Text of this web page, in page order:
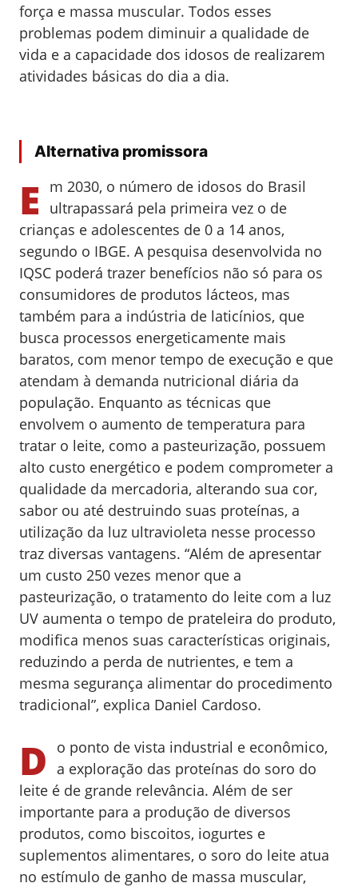
força e massa muscular. Todos esses
problemas podem diminuir a qualidade de
vida e a capacidade dos idosos de realizarem
atividades básicas do dia a dia.
Alternativa promissora
E
m 2030, o número de idosos do Brasil
ultrapassará pela primeira vez o de
crianças e adolescentes de 0 a 14 anos,
segundo o IBGE. A pesquisa desenvolvida no
IQSC poderá trazer benefícios não só para os
consumidores de produtos lácteos, mas
também para a indústria de laticínios, que
busca processos energeticamente mais
baratos, com menor tempo de execução e que
atendam à demanda nutricional diária da
população. Enquanto as técnicas que
envolvem o aumento de temperatura para
tratar o leite, como a pasteurização, possuem
alto custo energético e podem comprometer a
qualidade da mercadoria, alterando sua cor,
sabor ou até destruindo suas proteínas, a
utilização da luz ultravioleta nesse processo
traz diversas vantagens. “Além de apresentar
um custo 250 vezes menor que a
pasteurização, o tratamento do leite com a luz
UV aumenta o tempo de prateleira do produto,
modifica menos suas características originais,
reduzindo a perda de nutrientes, e tem a
mesma segurança alimentar do procedimento
tradicional”, explica Daniel Cardoso.
D
o ponto de vista industrial e econômico,
a exploração das proteínas do soro do
leite é de grande relevância. Além de ser
importante para a produção de diversos
produtos, como biscoitos, iogurtes e
suplementos alimentares, o soro do leite atua
no estímulo de ganho de massa muscular,